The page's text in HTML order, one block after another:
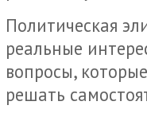
Политическая
реальные
вопросы,
решать